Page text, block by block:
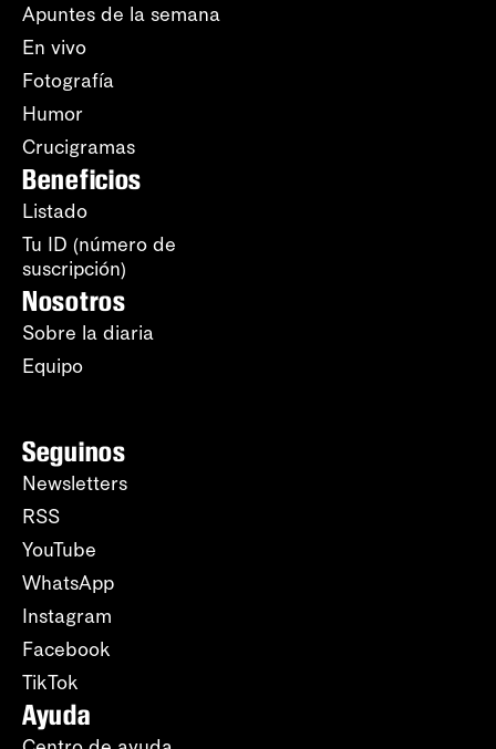
Apuntes de la semana
En vivo
Fotografía
Humor
Crucigramas
Beneficios
Listado
Tu ID (número de
suscripción)
Nosotros
Sobre la diaria
Equipo
Seguinos
Newsletters
RSS
YouTube
WhatsApp
Instagram
Facebook
TikTok
Ayuda